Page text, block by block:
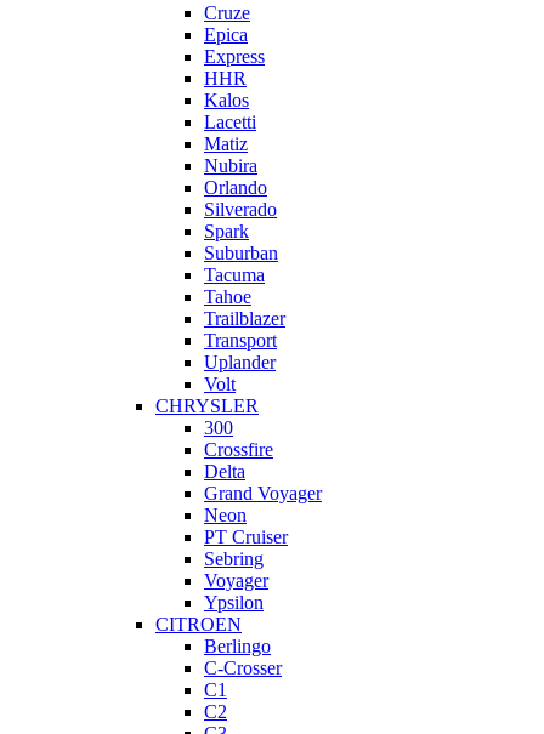
Cruze
Epica
Express
HHR
Kalos
Lacetti
Matiz
Nubira
Orlando
Silverado
Spark
Suburban
Tacuma
Tahoe
Trailblazer
Transport
Uplander
Volt
CHRYSLER
300
Crossfire
Delta
Grand Voyager
Neon
PT Cruiser
Sebring
Voyager
Ypsilon
CITROEN
Berlingo
C-Crosser
C1
C2